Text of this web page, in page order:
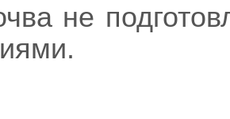
не